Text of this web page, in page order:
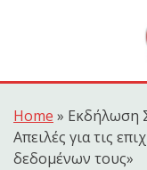
Home » Εκδήλωση
Απειλές για τις
δεδομένων τους»